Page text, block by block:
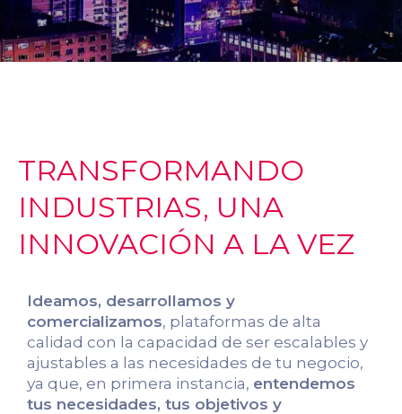
TRANSFORMANDO
INDUSTRIAS, UNA
INNOVACIÓN A LA VEZ
Ideamos, desarrollamos y
comercializamos, plataformas de alta
calidad con la capacidad de ser escalables y
ajustables a las necesidades de tu negocio,
ya que, en primera instancia, entendemos
tus necesidades, tus objetivos y